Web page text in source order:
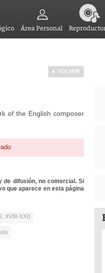
Área Personal
VOLVER
of the English composer
de difusión, no comercial. Si
que aparece en esta página
XVIII-XXI)